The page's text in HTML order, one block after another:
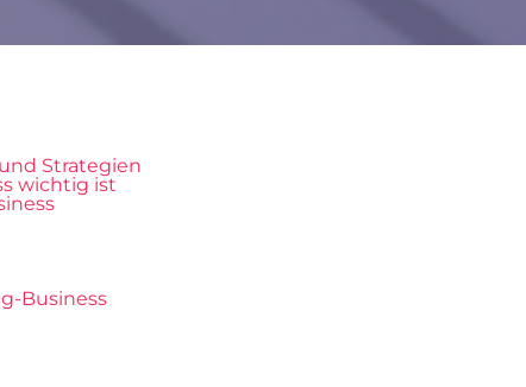
Strategien
wichtig ist
Business